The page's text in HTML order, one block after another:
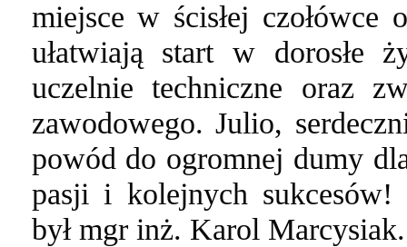
miejsce w ścisłej
ułatwiają start w dorosłe
uczelnie techniczne oraz
zawodowego. Julio,
powód do ogromnej dumy
pasji i kolejnych sukcesów!
był mgr inż. Karol Marcysiak.